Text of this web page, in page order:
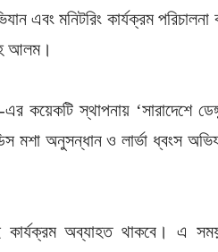
এবং মনিটরিং কার্যক্রম
আলম।
স্থাপনায় ‘সারাদেশে
মশা অনুসন্ধান ও লার্ভা ধ্বংস
কার্যক্রম অব্যাহত থাকবে। এ